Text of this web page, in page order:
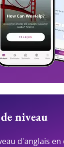
niveau
d'anglais en